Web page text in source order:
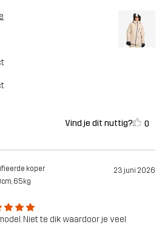
Vind je dit nuttig? 0
koper 23 juni 2026
65kg
Niet te dik waardoor je veel